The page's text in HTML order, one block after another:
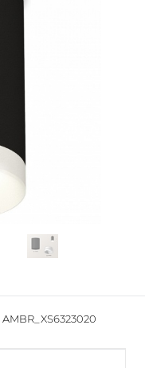
AMBR_XS6323020